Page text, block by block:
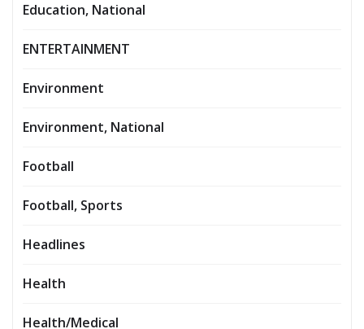
Education, National
ENTERTAINMENT
Environment
Environment, National
Football
Football, Sports
Headlines
Health
Health/Medical